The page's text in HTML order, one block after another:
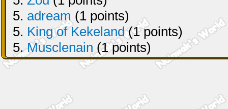
5. adream (1 points)
5. King of Kekeland(1 points)
5.Musclenain (1 points)